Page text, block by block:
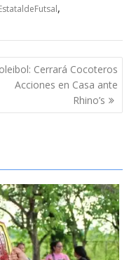
,
Cerrará Cocoteros
Acciones en Casa ante
Rhino’s